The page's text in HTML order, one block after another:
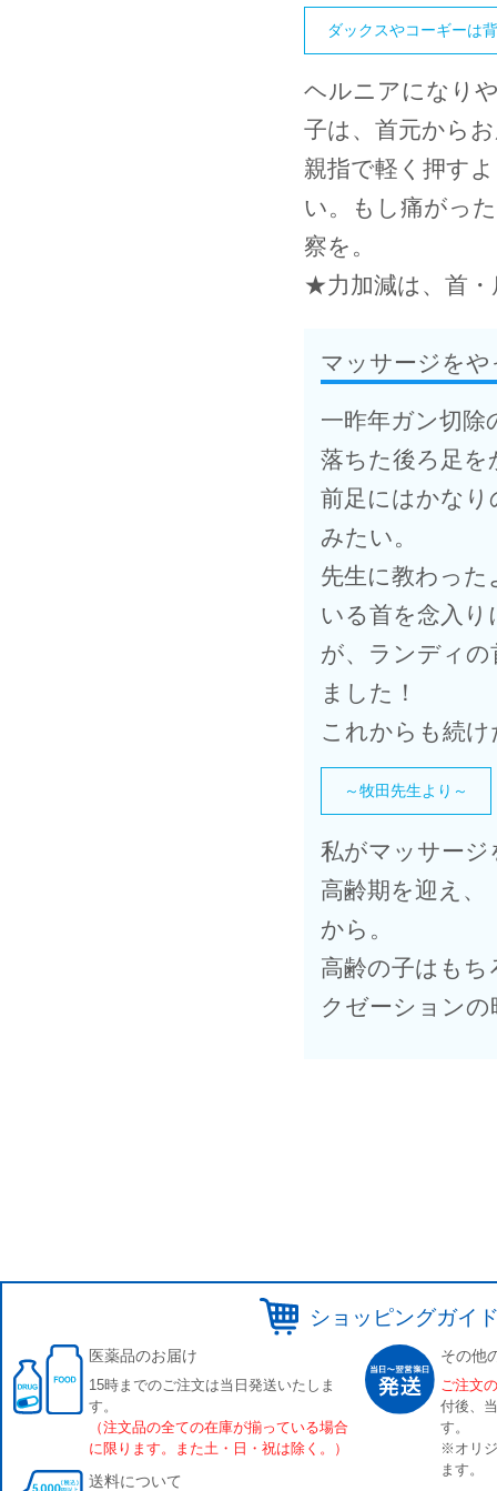
ダックスやコーギーは
ヘルニアになり
子は、首元から
親指で軽く押す
い。もし痛がっ
察を。
★力加減は、首
マッサージを
一昨年ガン切除
落ちた後ろ足
前足にはかな
みたい。
先生に教わっ
いる首を念入
が、ランディ
ました！
これからも続
～牧田先生より～
私がマッサージ
高齢期を迎え
から。
高齢の子はも
クゼーション
ショッピングガイ
医薬品のお届け
15時までのご注文は当日発送いたしま
す。
（注文品の全ての在庫が揃っている場合
に限ります。また土・日・祝は除く。）
送料について
その他
ご注文
付後、
す。
※オリ
ます。